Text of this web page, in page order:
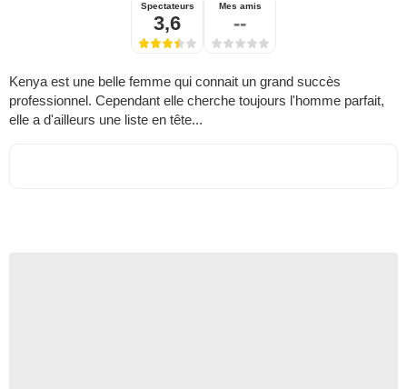
Spectateurs
3,6
Mes amis
--
Kenya est une belle femme qui connait un grand succès
professionnel. Cependant elle cherche toujours l'homme parfait,
elle a d'ailleurs une liste en tête...